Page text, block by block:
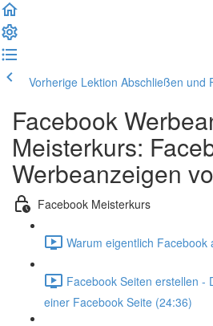
Vorherige Lektion Abschließen und
Facebook
Meisterkurs:
Werbeanzeigen
Facebook Meisterkurs
Warum eigentlich Facebook
Facebook Seiten erstellen -
einer Facebook Seite (24:36)